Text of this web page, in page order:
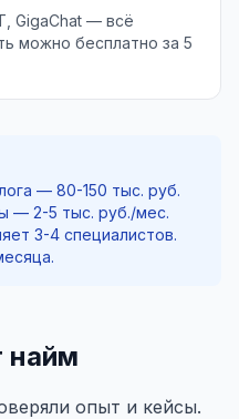
GigaChat — всё
можно бесплатно за 5
— 80-150 тыс. руб.
— 2-5 тыс. руб./мес.
3-4 специалистов.
найм
опыт и кейсы.